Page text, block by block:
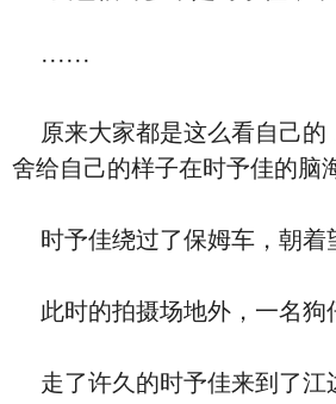
······
原来大家都是这么看自己的
舍给自己的样子在时予佳的脑
时予佳绕过了保姆车，朝着
此时的拍摄场地外，一名狗
走了许久的时予佳来到了江